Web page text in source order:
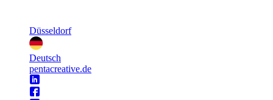
Düsseldorf
Deutsch
pentacreative.de